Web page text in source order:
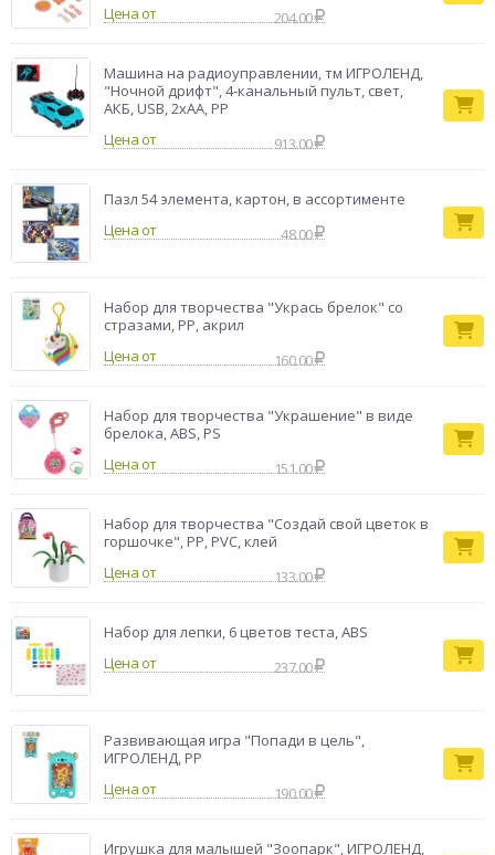
Цена от 204.00
Машина на радиоуправлении, тм ИГРОЛЕНД,
"Ночной дрифт", 4-канальный пульт, свет,
АКБ, USB, 2хАА, PP
Цена от
913.00
Пазл 54 элемента, картон, в ассортименте
Цена от
48.00
Набор для творчества "Укрась брелок" со
стразами, PP, акрил
Цена от
160.00
Набор для творчества "Украшение" в виде
брелока, ABS, PS
Цена от
151.00
Набор для творчества "Создай свой цветок в
горшочке", PP, PVC, клей
Цена от
133.00
Набор для лепки, 6 цветов теста, ABS
Цена от
237.00
Развивающая игра "Попади в цель",
ИГРОЛЕНД, РР
Цена от
190.00
Игрушка для малышей "Зоопарк", ИГРОЛЕНД,